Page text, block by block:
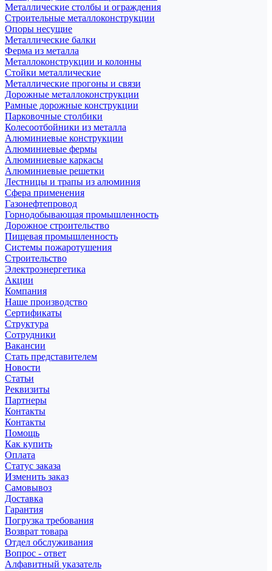
Металлические столбы и ограждения
Строительные металлоконструкции
Опоры несущие
Металлические балки
Ферма из металла
Металлоконструкции и колонны
Стойки металлические
Металлические прогоны и связи
Дорожные металлоконструкции
Рамные дорожные конструкции
Парковочные столбики
Колесоотбойники из металла
Алюминиевые конструкции
Алюминиевые фермы
Алюминиевые каркасы
Алюминиевые решетки
Лестницы и трапы из алюминия
Сфера применения
Газонефтепровод
Горнодобывающая промышленность
Дорожное строительство
Пищевая промышленность
Системы пожаротушения
Строительство
Электроэнергетика
Акции
Компания
Наше производство
Сертификаты
Структура
Сотрудники
Вакансии
Стать представителем
Новости
Статьи
Реквизиты
Партнеры
Контакты
Контакты
Помощь
Как купить
Оплата
Статус заказа
Изменить заказ
Самовывоз
Доставка
Гарантия
Погрузка требования
Возврат товара
Отдел обслуживания
Вопрос - ответ
Алфавитный указатель